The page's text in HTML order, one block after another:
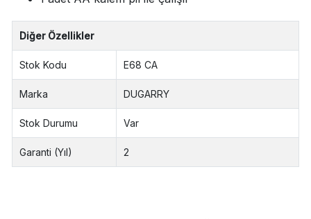
Diğer Özellikler
Stok Kodu E68 CA
Marka DUGARRY
Stok Durumu Var
Garanti (Yıl) 2